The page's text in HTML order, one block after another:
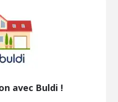
avec Buldi !